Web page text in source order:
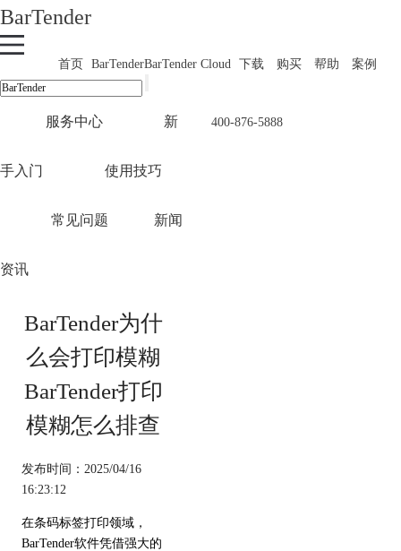
BarTender
首页 BarTenderBarTender Cloud 下载 购买 帮助 案例
400-876-5888
服务中心 新
手入门 使用技巧
常见问题 新闻
资讯
BarTender为什
么会打印模糊
BarTender打印
模糊怎么排查
发布时间：2025/04/16
16:23:12
在条码标签打印领域，
BarTender软件凭借强大的